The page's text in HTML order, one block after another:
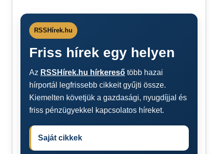
RSSHírek.hu
Friss hírek egy helyen
Az RSSHírek.hu hírkereső több hazai
hírportál legfrissebb cikkeit gyűjti össze.
Kiemelten követjük a gazdasági, nyugdíjjal és
friss pénzügyekkel kapcsolatos híreket.
Saját cikkek